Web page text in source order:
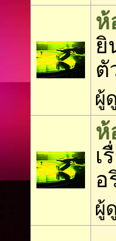
ห้
ยิ
ตั
ผู้
ห้
เ
อ
ผู้